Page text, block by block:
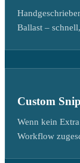
Ballast –
Custom
Wenn kein
Workflow